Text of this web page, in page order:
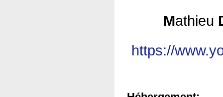
Mathieu
https://